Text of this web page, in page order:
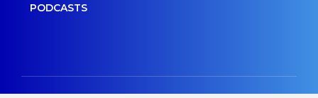
PODCASTS